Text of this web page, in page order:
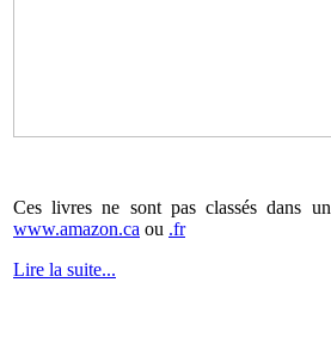
Ces livres ne sont pas classés dans
www.amazon.ca ou .fr
Lire la suite...